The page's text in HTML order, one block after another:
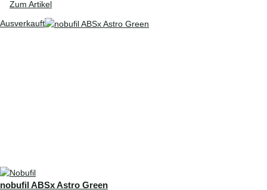
Zum Artikel
Ausverkauft
nobufil ABSx Astro Green